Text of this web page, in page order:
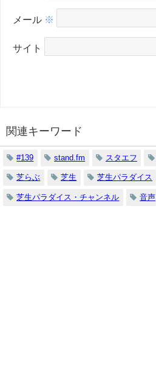
メール ※
サイト
関連キーワード
#139 stand.fm スタエフ
芝らぶ 芝生 芝生パラダイス
芝生パラダイス・チャンネル 音声